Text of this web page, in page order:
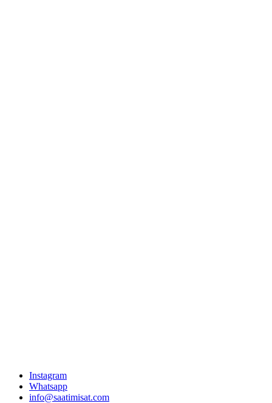
Instagram
Whatsapp
info@saatimisat.com